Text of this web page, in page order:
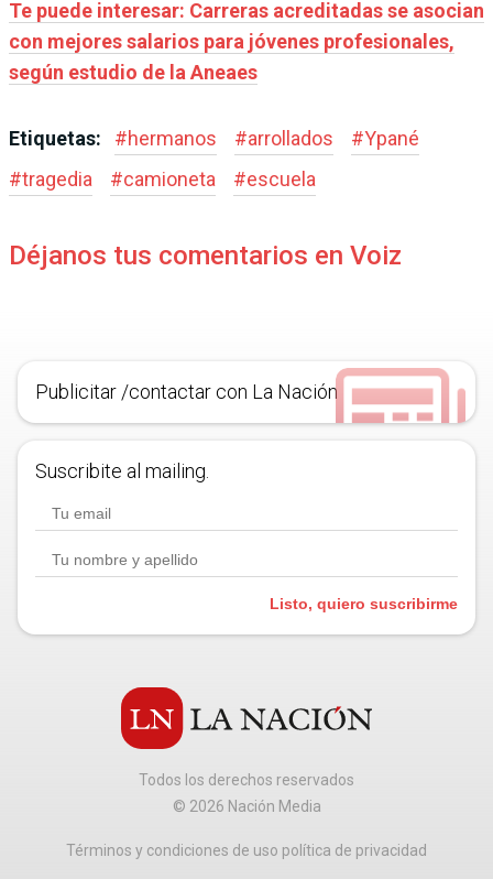
Te puede interesar: Carreras acreditadas se asocian
con mejores salarios para jóvenes profesionales,
según estudio de la Aneaes
Etiquetas: #hermanos #arrollados #Ypané
#tragedia #camioneta #escuela
Déjanos tus comentarios en Voiz
Publicitar /contactar con La Nación
Suscribite al mailing.
Listo, quiero suscribirme
Todos los derechos reservados
© 2026 Nación Media
Términos y condiciones de uso política de privacidad